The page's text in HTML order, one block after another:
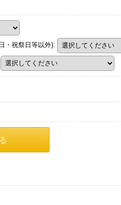
・祝祭日等以外):